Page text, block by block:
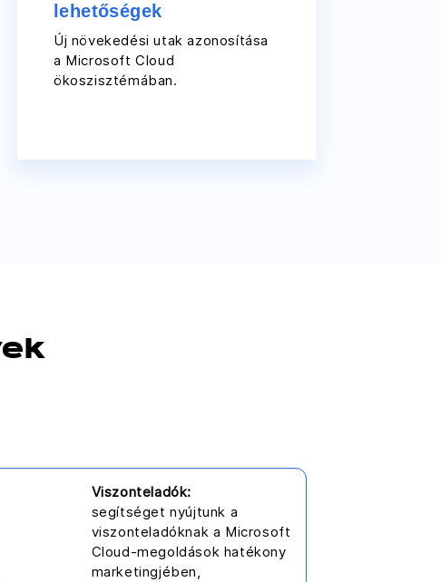
lehetőségek
Új növekedési utak azonosítása
a Microsoft Cloud
ökoszisztémában.
Viszonteladók:
segítséget nyújtunk a
viszonteladóknak a Microsoft
Cloud-megoldások hatékony
marketingjében,